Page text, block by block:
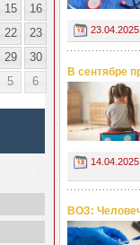
15
16
22
23
29
30
5 6
23.04.2025
В сентябре
14.04.2025
ВОЗ: